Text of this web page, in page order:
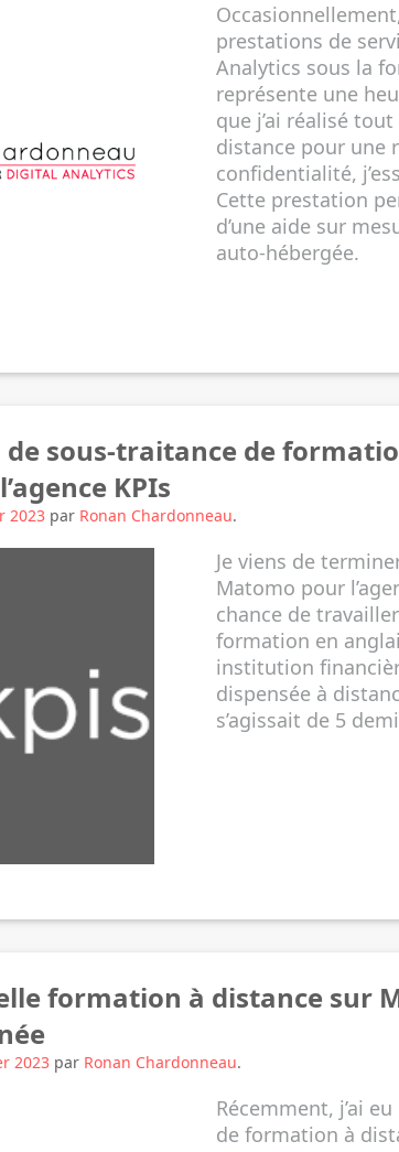
prestations de
Analytics sous la
représente une
que j’ai réalisé
distance pour une
confidentialité,
Cette prestation
d’une aide sur
auto-hébergée.
sous-traitance de
KPIs
2023 par Ronan Chardonneau.
Je viens de
Matomo pour l’
chance de
formation en
institution
dispensée à
s’agissait de 5
formation à distance sur
2023 par Ronan Chardonneau.
Récemment, j’ai
de formation à